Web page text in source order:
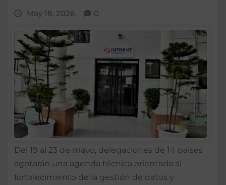
May 18, 2026 0
Del 19 al 23 de mayo, delegaciones de 14 países
agotarán una agenda técnica orientada al
fortalecimiento de la gestión de datos y